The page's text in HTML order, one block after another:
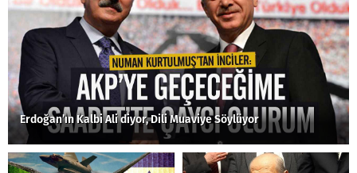
Erdoğan’ın Kalbi Ali diyor, Dili Muaviye Söylüyor